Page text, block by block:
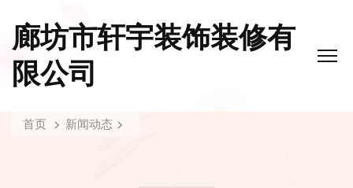
廊坊市轩宇装饰装修有
限公司
首页 新闻动态